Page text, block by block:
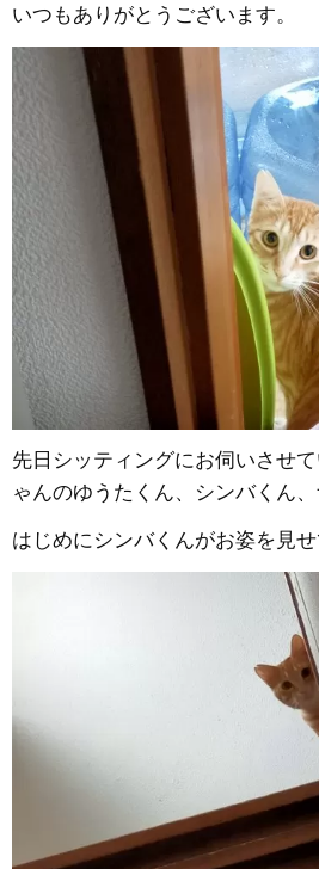
いつもありがとうございます。
先日シッティングにお伺いさせ
ゃんのゆうたくん、シンバくん
はじめにシンバくんがお姿を見